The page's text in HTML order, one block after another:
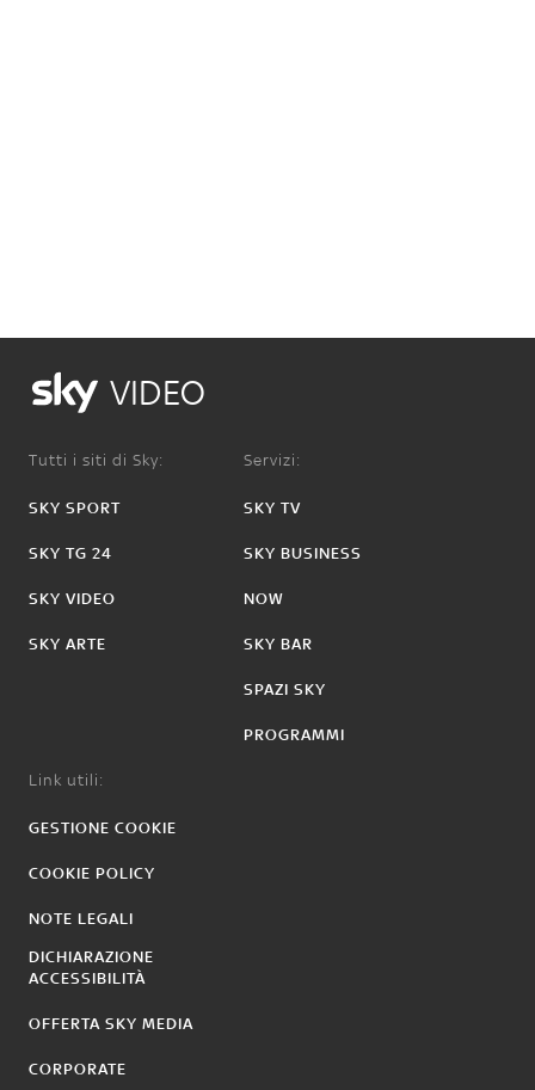
VIDEO
Tutti i siti di Sky:
SKY SPORT
SKY TG 24
SKY VIDEO
SKY ARTE
Servizi:
SKY TV
SKY BUSINESS
NOW
SKY BAR
SPAZI SKY
PROGRAMMI
Link utili:
GESTIONE COOKIE
COOKIE POLICY
NOTE LEGALI
DICHIARAZIONE
ACCESSIBILITÀ
OFFERTA SKY MEDIA
CORPORATE